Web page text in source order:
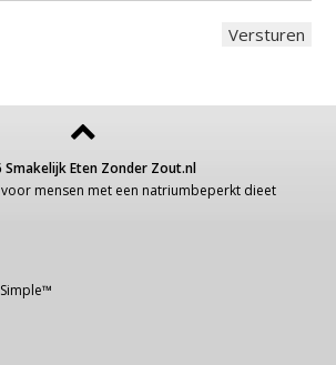
Smakelijk Eten Zonder Zout.nl
mensen met een natriumbeperkt dieet
™